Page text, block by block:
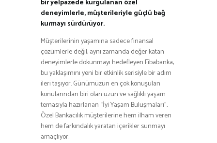
bir yelpazede kurgulanan özel
deneyimlerle, müşterileriyle güçlü bağ
kurmayı sürdürüyor.
Müşterilerinin yaşamına sadece finansal
çözümlerle değil, aynı zamanda değer katan
deneyimlerle dokunmayı hedefleyen Fibabanka,
bu yaklaşımını yeni bir etkinlik serisiyle bir adım
ileri taşıyor. Günümüzün en çok konuşulan
konularından biri olan uzun ve sağlıklı yaşam
temasıyla hazırlanan “İyi Yaşam Buluşmaları”,
Özel Bankacılık müşterilerine hem ilham veren
hem de farkındalık yaratan içerikler sunmayı
amaçlıyor.